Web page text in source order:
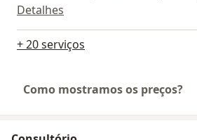
Detalhes
+ 20 serviços
Como mostramos os preços?